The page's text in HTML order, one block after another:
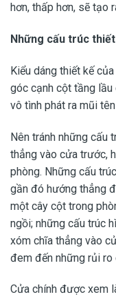
hơn, thấp hơn, sẽ tạo
Những cấu trúc
Kiểu dáng thiết kế
góc cạnh cột tầng lầu
vô tình phát ra mũi
Nên tránh những cấu
thẳng vào cửa trước,
phòng. Những cấu
gần đó hướng thẳng
một cây cột trong
ngồi; những cấu trúc
xóm chĩa thẳng vào
đem đến những rủi ro
Cửa chính được xem